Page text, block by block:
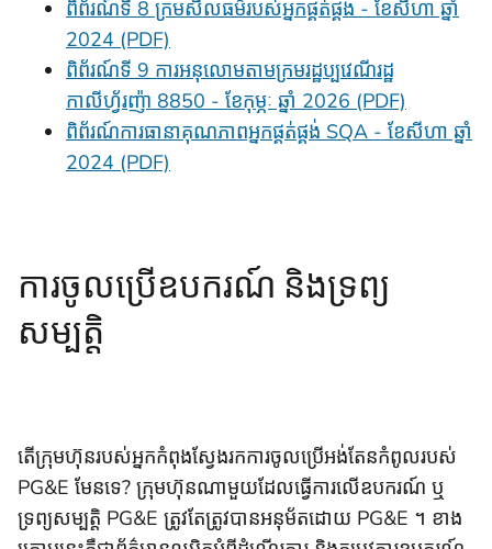
ពិព័រណ៍ទី 8 ក្រមសីលធម៌របស់អ្នកផ្គត់ផ្គង់ - ខែសីហា ឆ្នាំ
2024 (PDF)
ពិព័រណ៍ទី 9 ការអនុលោមតាមក្រមរដ្ឋប្បវេណីរដ្ឋ
កាលីហ្វ័រញ៉ា 8850 - ខែកុម្ភៈ ឆ្នាំ 2026 (PDF)
ពិព័រណ៍ការធានាគុណភាពអ្នកផ្គត់ផ្គង់ SQA - ខែសីហា ឆ្នាំ
2024 (PDF)
ការចូលប្រើឧបករណ៍ និងទ្រព្យ
សម្បត្តិ
តើក្រុមហ៊ុនរបស់អ្នកកំពុងស្វែងរកការចូលប្រើអង់តែនកំពូលរបស់
PG&E មែនទេ? ក្រុមហ៊ុនណាមួយដែលធ្វើការលើឧបករណ៍ ឬ
ទ្រព្យសម្បត្តិ PG&E ត្រូវតែត្រូវបានអនុម័តដោយ PG&E ។ ខាង